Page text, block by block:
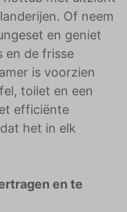
Of neem
en geniet
en de frisse
is voorzien
toilet en een
efficiënte
het in elk
en te